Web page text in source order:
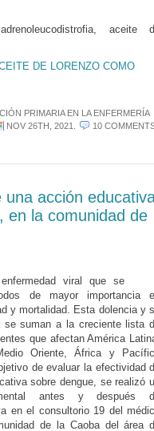
aceite
DE LORENZO COMO
PRIMARIA EN LA ENFERMERÍA
NOV 26TH, 2021 10
una acción
en la comunidad de
viral que se
de mayor importancia
y mortalidad. Esta dolencia y
se suman a la creciente lista
que afectan América
Oriente, África y
de evaluar la efectividad
sobre dengue, se realizó
antes y después
en el consultorio 19 del
de la Caoba del área